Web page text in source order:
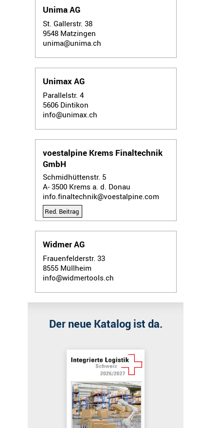
Unima AG
St. Gallerstr. 38
9548 Matzingen
unima@unima.ch
Unimax AG
Parallelstr. 4
5606 Dintikon
info@unimax.ch
voestalpine Krems Finaltechnik
GmbH
Schmidhüttenstr. 5
A- 3500 Krems a. d. Donau
info.finaltechnik@voestalpine.com
Red. Beitrag
Widmer AG
Frauenfelderstr. 33
8555 Müllheim
info@widmertools.ch
Der neue Katalog ist da.